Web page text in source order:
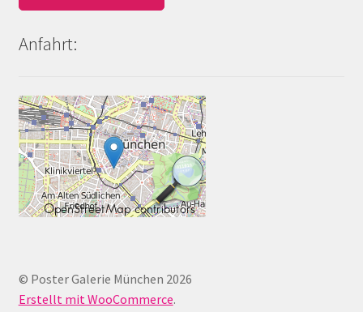
Anfahrt:
© Poster Galerie München 2026
Erstellt mit WooCommerce.